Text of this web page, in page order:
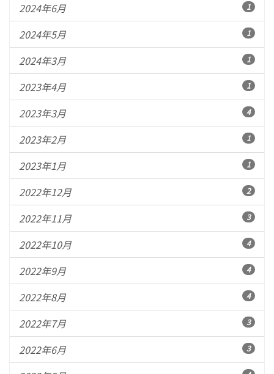
2024年6月 1
2024年5月 1
2024年3月 1
2023年4月 1
2023年3月 4
2023年2月 1
2023年1月 1
2022年12月 2
2022年11月 3
2022年10月 4
2022年9月 4
2022年8月 4
2022年7月 3
2022年6月 3